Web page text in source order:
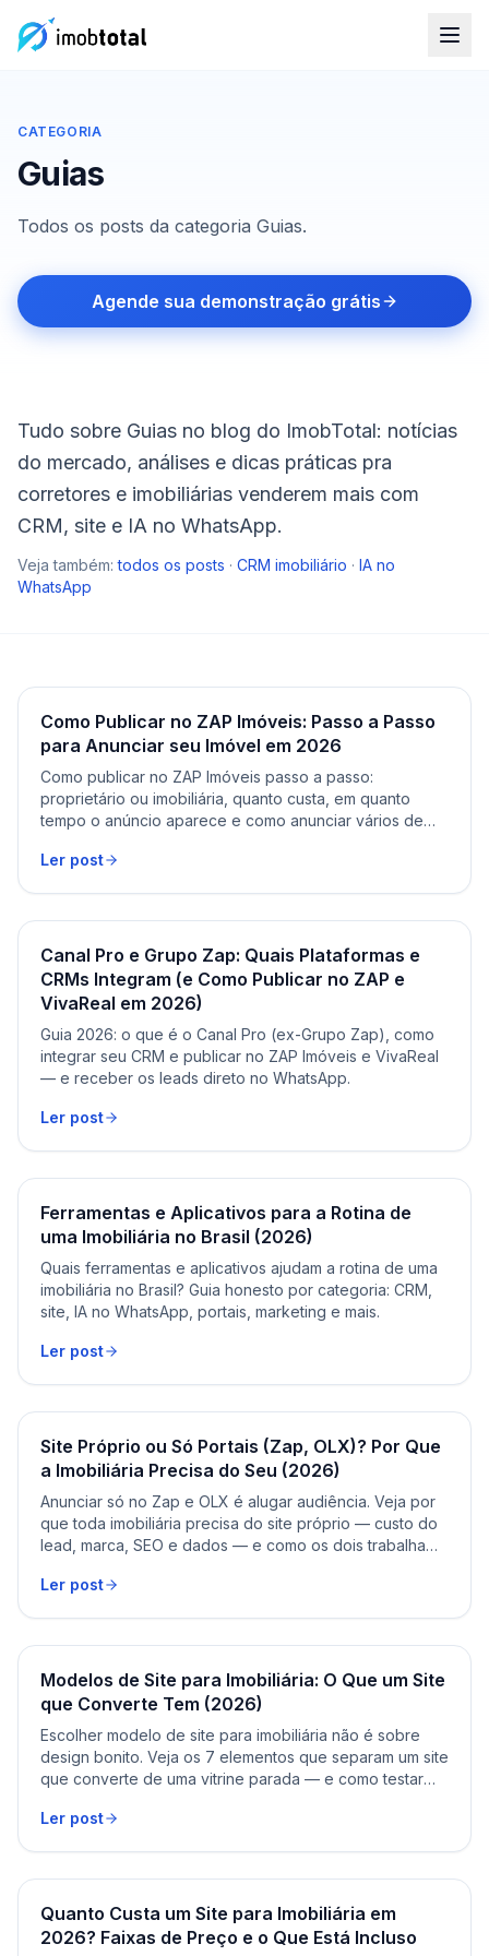
CATEGORIA
Guias
Todos os posts da categoria Guias.
Agende sua demonstração grátis
Tudo sobre Guias no blog do ImobTotal: notícias
do mercado, análises e dicas práticas pra
corretores e imobiliárias venderem mais com
CRM, site e IA no WhatsApp.
Veja também: todos os posts · CRM imobiliário · IA no
WhatsApp
Como Publicar no ZAP Imóveis: Passo a Passo
para Anunciar seu Imóvel em 2026
Como publicar no ZAP Imóveis passo a passo:
proprietário ou imobiliária, quanto custa, em quanto
tempo o anúncio aparece e como anunciar vários de
Ler post
Canal Pro e Grupo Zap: Quais Plataformas e
CRMs Integram (e Como Publicar no ZAP e
VivaReal em 2026)
Guia 2026: o que é o Canal Pro (ex-Grupo Zap), como
integrar seu CRM e publicar no ZAP Imóveis e VivaReal
— e receber os leads direto no WhatsApp.
Ler post
Ferramentas e Aplicativos para a Rotina de
uma Imobiliária no Brasil (2026)
Quais ferramentas e aplicativos ajudam a rotina de uma
imobiliária no Brasil? Guia honesto por categoria: CRM,
site, IA no WhatsApp, portais, marketing e mais.
Ler post
Site Próprio ou Só Portais (Zap, OLX)? Por Que
a Imobiliária Precisa do Seu (2026)
Anunciar só no Zap e OLX é alugar audiência. Veja por
que toda imobiliária precisa do site próprio — custo do
lead, marca, SEO e dados — e como os dois trabalham
Ler post
Modelos de Site para Imobiliária: O Que um Site
que Converte Tem (2026)
Escolher modelo de site para imobiliária não é sobre
design bonito. Veja os 7 elementos que separam um site
que converte de uma vitrine parada — e como testar
Ler post
Quanto Custa um Site para Imobiliária em
2026? Faixas de Preço e o Que Está Incluso